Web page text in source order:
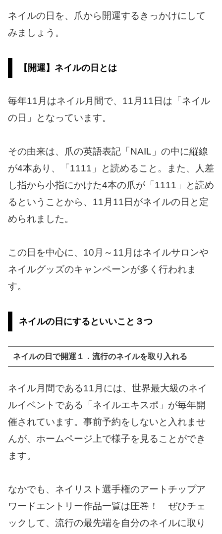
ネイルの日を、爪から開運するきっかけにして
みましょう。
【開運】ネイルの日とは
毎年11月はネイル月間で、11月11日は「ネイル
の日」となっています。
その由来は、爪の英語表記「NAIL」の中に縦線
が4本あり、「1111」と読めること。また、人差
し指から小指にかけた4本の爪が「1111」と読め
るということから、11月11日がネイルの日と定
められました。
この日を中心に、10月～11月はネイルサロンや
ネイルグッズのキャンペーンが多く行われま
す。
ネイルの日にするといいこと３つ
ネイルの日で開運１．流行のネイルを取り入れる
ネイル月間である11月には、世界最大級のネイ
ルイベントである「ネイルエキスポ」が毎年開
催されています。事前予約をしないと入れませ
んが、ホームページ上で様子を見ることができ
ます。
なかでも、ネイリスト選手権のアートチップア
ワードエントリー作品一覧は圧巻！ ぜひチェ
ックして、流行の最先端を自分のネイルに取り